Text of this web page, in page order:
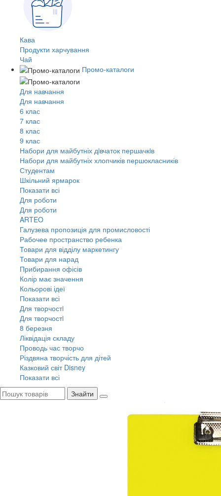
Кава
Продукти харчування
Чай
Промо-каталоги
Для навчання
Для навчання
6 клас
7 клас
8 клас
9 клас
Набори для майбутніх дiвчаток першачкiв
Набори для майбутніх хлопчиків першокласників
Студентам
Шкільний ярмарок
Показати всі
Для роботи
Для роботи
ARTEO
Галузева пропозиція для промисловості
Рабочее пространство ребенка
Товари для відділу маркетингу
Товари для нарад
Прибирання офісів
Колір має значення
Кольорові ідеї
Показати всі
Для творчостi
Для творчостi
8 березня
Ліквідація складу
Проводь час творчо
Різдвяна творчість для дітей
Казковий світ Disney
Показати всі
Знайти